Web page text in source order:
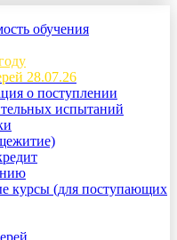
обучения
28.07.26
о поступлении
испытаний
курсы (для поступающих